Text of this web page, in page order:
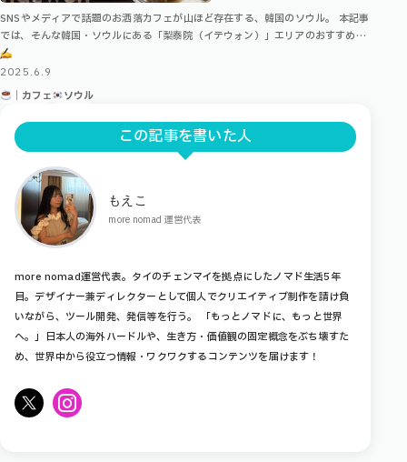
SNSやメディアで話題のお洒落カフェが山ほど存在する、韓国のソウル。 本記事
では、そんな韓国・ソウルにある「梨泰院（イテウォン）」エリアのおすすめカ
フェ5選をまとめました！ \ ソウル・他エリアのおすすめカフェはこちら
2025.6.9
｜カフェ
ソウル
この記事を書いた人
もえこ
more nomad 運営代表
more nomad運営代表。タイのチェンマイを拠点にしたノマド生活5年
目。デザイナー兼ディレクターとして個人でクリエイティブ制作を請け負
いながら、ツール開発、発信等を行う。 「もっとノマドに、もっと世界
へ。」日本人の海外ハードルや、生き方・価値観の固定概念をぶち壊すた
め、世界中から役立つ情報・ワクワクするコンテンツを届けます！